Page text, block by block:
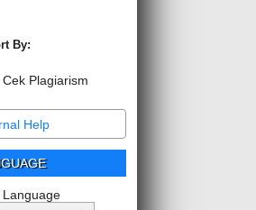
By:
Cek Plagiarism
Help
Language